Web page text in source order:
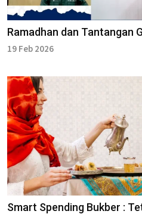
Ramadhan dan Tantangan
19 Feb 2026
Smart Spending Bukber :